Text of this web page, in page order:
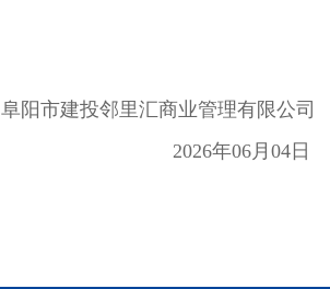
阜阳市建投邻里汇商业管理有限公司
2026年06月 04日